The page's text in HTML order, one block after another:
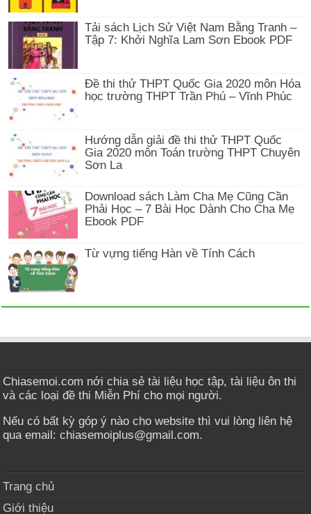
Tải sách Lịch Sử Việt Nam Bằng Tranh –
Tập 7: Khởi Nghĩa Lam Sơn Ebook PDF
Đề thi thử THPT Quốc Gia 2020 môn Hóa
học trường THPT Trần Phú – Vĩnh Phúc
Hướng dẫn giải đề thi thử THPT Quốc
Gia 2020 môn Toán trường THPT Chuyên
Sơn La
Download sách Làm Cha Mẹ Cũng Cần
Phải Học – 7 Bài Học Dành Cho Cha Mẹ
Ebook PDF
Từ vựng tiếng Hàn về Tính Cách
Chiasemoi.com nới chia sẻ tài liệu học tập, tài liệu ôn thi
và các loại đề thi Miễn Phí cho mọi người.
Nếu có bất kỳ góp ý nào cho website thì vui lòng liên hệ
qua email: chiasemoiplus@gmail.com.
Trang chủ
Giới thiệu